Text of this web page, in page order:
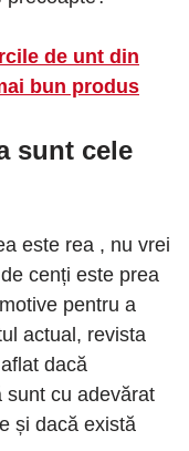
de unt din
bun produs
sunt cele
este rea , nu vrei
cenți este prea
pentru a
actual, revista
dacă
sunt cu adevărat
și dacă există